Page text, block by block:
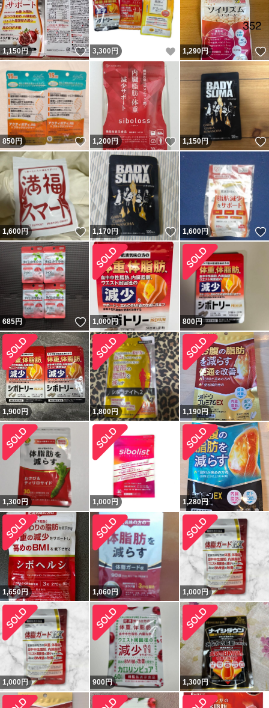
1,150円 いいね！
3,300 円 いいね！
1,290円
850円 いいね！
1,200円 いいね！
1,150円
1,600円 いいね！
1,170円 いいね！
1,600円
685円 いいね！
1,000円 800円
1,900円 1,800円 1,190円
1,300円 1,000 円 1,280円
1,650円 1,060円 1,000 円
1,000 円 900円 1,300円